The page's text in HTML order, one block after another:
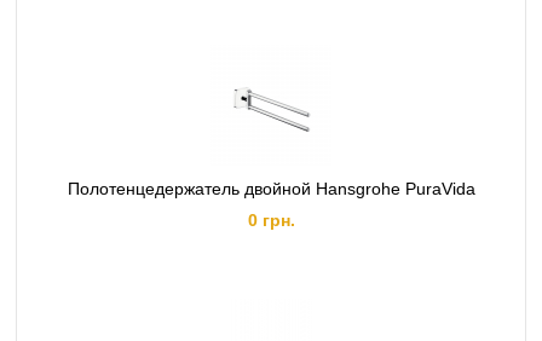
Полотенцедержатель двойной Hansgrohe PuraVida
0 грн.